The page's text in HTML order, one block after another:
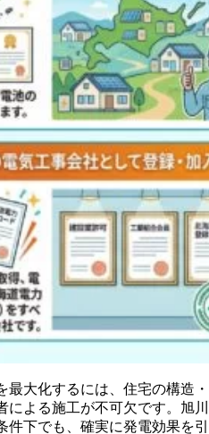
大化するには、住宅の構造・
よる施工が不可欠です。旭川
下でも、確実に発電効果を引